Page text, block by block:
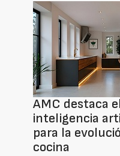
AMC destaca
inteligencia
para la
cocina